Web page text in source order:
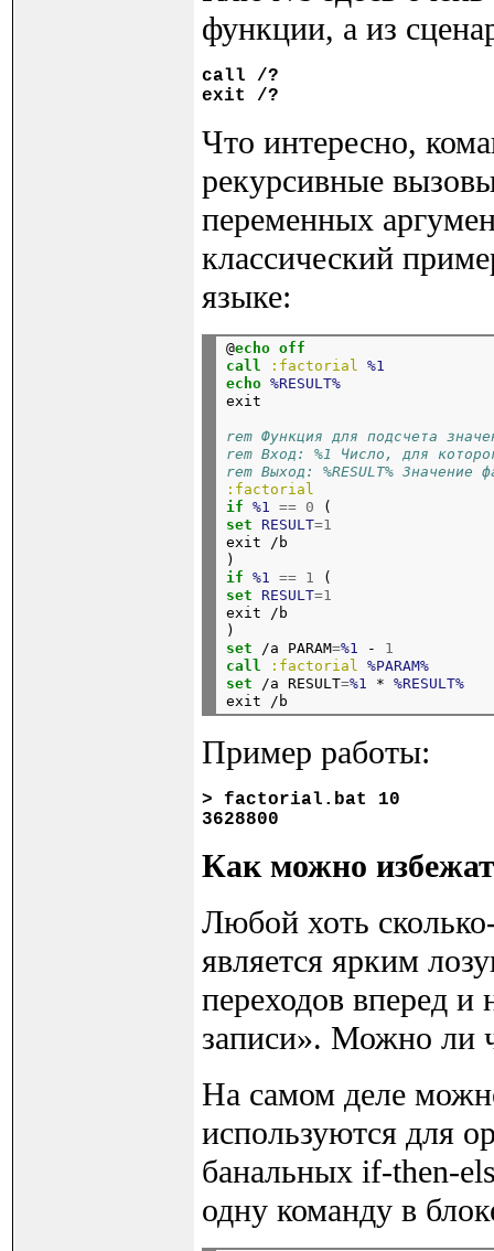
функции, а из
call /?
exit
/?
Что интересно,
рекурсивные
переменных
классический
языке:
@echo off
call
:factorial
%1
echo %RESULT%
exit
rem Функция для подсчета
rem Вход:
%1 Число, для
rem Выход: %RESULT% Значение
:factorial
if
%1 == 0 (
set
RESULT=1
exit /b
)
if
%1 == 1
(
set
RESULT=1
exit /b
)
set /a PARAM=%1 - 1
call
:factorial
%PARAM%
set /a RESULT=%1 * %RESULT%
Пример работы:
> factorial.bat 10
Как можно
Любой хоть
является ярким
переходов вперед и
записи». Можно ли
На самом деле
используются для
банальных if-then-
одну команду в